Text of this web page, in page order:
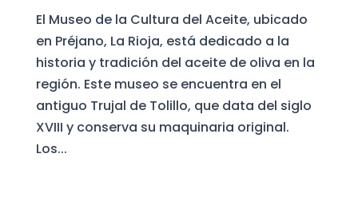
El Museo de la Cultura del Aceite, ubicado
en Préjano, La Rioja, está dedicado a la
historia y tradición del aceite de oliva en la
región. Este museo se encuentra en el
antiguo Trujal de Tolillo, que data del siglo
XVIII y conserva su maquinaria original.
Los...